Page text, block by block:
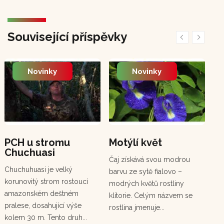
Související příspěvky
PCH u stromu
Chuchuasi
Novinky
Chuchuhuasi je velký
korunovitý strom rostoucí
amazonském deštném
pralese, dosahující výše
kolem 30 m. Tento druh...
Motýlí květ
Novinky
Čaj získává svou modrou
barvu ze sytě fialovo –
modrých květů rostliny
klitorie. Celým názvem se
rostlina jmenuje...